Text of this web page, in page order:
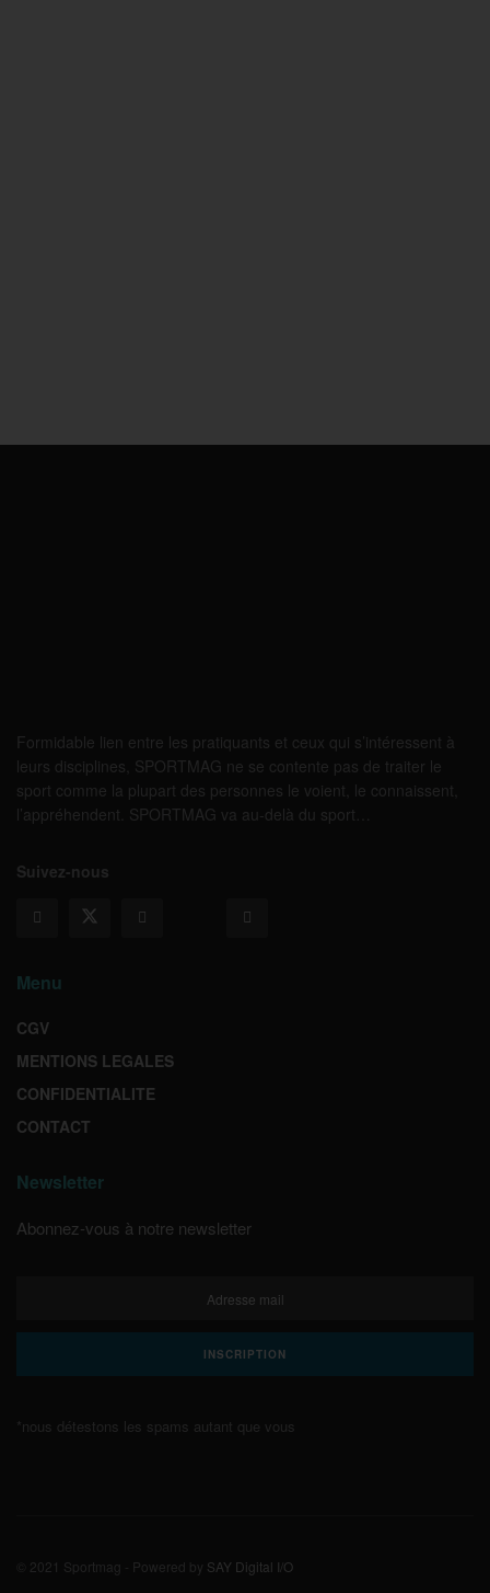
Formidable lien entre les pratiquants et ceux qui s’intéressent à
leurs disciplines, SPORTMAG ne se contente pas de traiter le
sport comme la plupart des personnes le voient, le connaissent,
l’appréhendent. SPORTMAG va au-delà du sport…
Suivez-nous
Menu
CGV
MENTIONS LEGALES
CONFIDENTIALITE
CONTACT
Newsletter
Abonnez-vous à notre newsletter
*nous détestons les spams autant que vous
© 2021 Sportmag - Powered by SAY Digital I/O